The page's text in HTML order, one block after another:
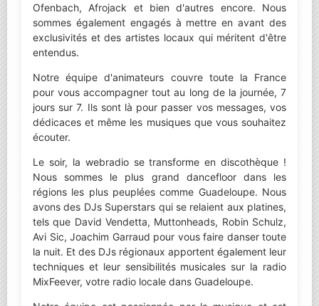
Ofenbach, Afrojack et bien d'autres encore. Nous
sommes également engagés à mettre en avant des
exclusivités et des artistes locaux qui méritent d'être
entendus.
Notre équipe d'animateurs couvre toute la France
pour vous accompagner tout au long de la journée, 7
jours sur 7. Ils sont là pour passer vos messages, vos
dédicaces et même les musiques que vous souhaitez
écouter.
Le soir, la webradio se transforme en discothèque !
Nous sommes le plus grand dancefloor dans les
régions les plus peuplées comme Guadeloupe. Nous
avons des DJs Superstars qui se relaient aux platines,
tels que David Vendetta, Muttonheads, Robin Schulz,
Avi Sic, Joachim Garraud pour vous faire danser toute
la nuit. Et des DJs régionaux apportent également leur
techniques et leur sensibilités musicales sur la radio
MixFeever, votre radio locale dans Guadeloupe.